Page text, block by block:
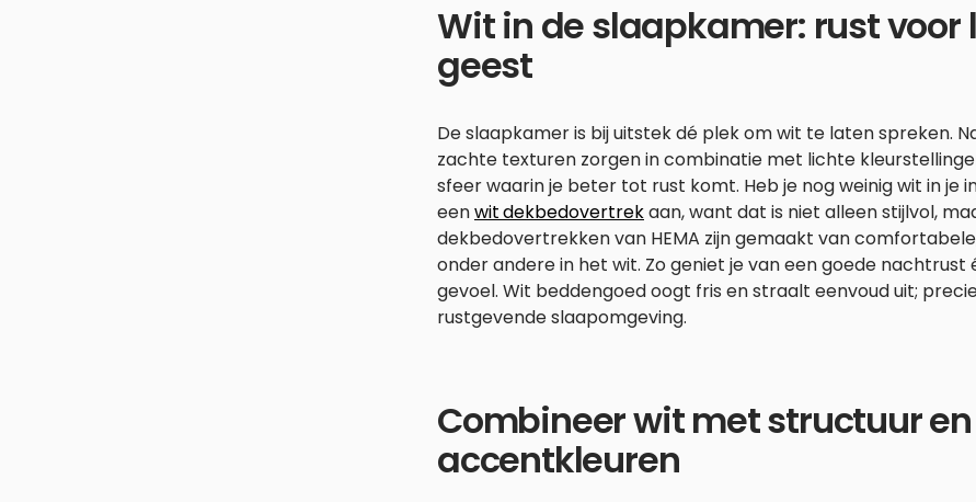
Wit in de slaapkamer: rust voor
geest
De slaapkamer is bij uitstek dé plek om wit te laten spreken.
zachte texturen zorgen in combinatie met lichte
sfeer waarin je beter tot rust komt. Heb je nog weinig wit in je
eenwitdekbedovertrekaan, want dat is niet alleen stijlvol,
dekbedovertrekken van HEMA zijn gemaakt van
onder andere in het wit. Zo geniet je van een goede nachtrust
gevoel. Wit beddengoed oogt fris en straalt eenvoud uit;
rustgevende slaapomgeving.
Combineer wit met structuur en
accentkleuren